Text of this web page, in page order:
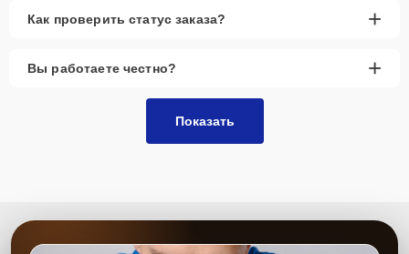
Как проверить статус заказа? +
Вы работаете честно? +
Показать